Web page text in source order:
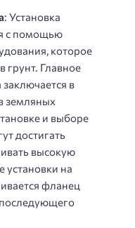
: Установка
с помощью
которое
грунт. Главное
в
земляных
и выборе
достигать
высокую
установки на
фланец